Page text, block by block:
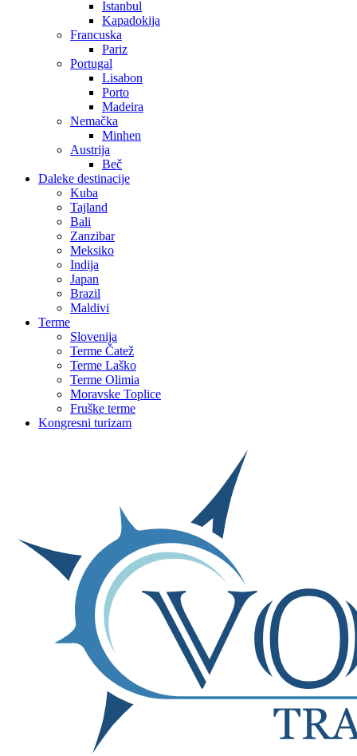
Istanbul
Kapadokija
Francuska
Pariz
Portugal
Lisabon
Porto
Madeira
Nemačka
Minhen
Austrija
Beč
Daleke destinacije
Kuba
Tajland
Bali
Zanzibar
Meksiko
Indija
Japan
Brazil
Maldivi
Terme
Slovenija
Terme Čatež
Terme Laško
Terme Olimia
Moravske Toplice
Fruške terme
Kongresni turizam